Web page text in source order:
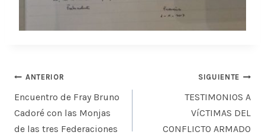
Navegación
de
entradas
ANTERIOR
Encuentro de Fray Bruno
Cadoré con las Monjas
de las tres Federaciones
SIGUIENTE
TESTIMONIOS A
VíCTIMAS DEL
CONFLICTO ARMADO